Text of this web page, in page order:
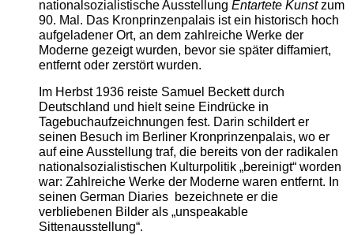
nationalsozialistische Ausstellung Entartete Kunstzum
90. Mal. Das Kronprinzenpalais ist ein historisch hoch
aufgeladener Ort, an dem zahlreiche Werke der
Moderne gezeigt wurden, bevor sie später diffamiert,
entfernt oder zerstört wurden.
Im Herbst 1936 reiste Samuel Beckett durch
Deutschland und hielt seine Eindrücke in
Tagebuchaufzeichnungen fest. Darin schildert er
seinen Besuch im Berliner Kronprinzenpalais, wo er
auf eine Ausstellung traf, die bereits von der radikalen
nationalsozialistischen Kulturpolitik „bereinigt“ worden
war: Zahlreiche Werke der Moderne waren entfernt. In
seinen German Diaries bezeichnete er die
verbliebenen Bilder als „unspeakable
Sittenausstellung“.